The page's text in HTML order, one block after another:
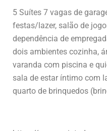
5 Suítes 7 vagas de
festas/lazer, salão de
dependência de
dois ambientes cozinha,
varanda com piscina e
sala de estar íntimo com
quarto de brinquedos